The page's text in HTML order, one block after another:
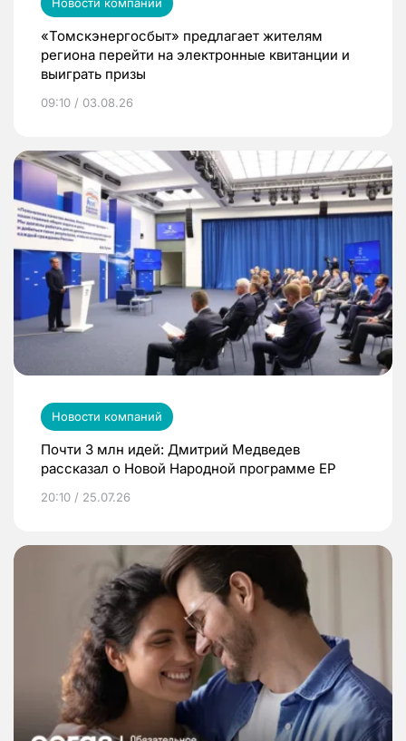
«Томскэнергосбыт» предлагает жителям
региона перейти на электронные квитанции и
выиграть призы
09:10 / 03.08.26
Новости компаний
Почти 3 млн идей: Дмитрий Медведев
рассказал о Новой Народной программе ЕР
20:10 / 25.07.26